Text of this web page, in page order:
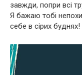
завжди, попри всі
Я бажаю тобі
себе в сірих буднях!